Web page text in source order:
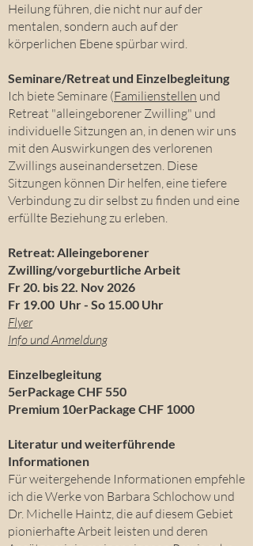
Heilung führen, die nicht nur auf der
mentalen, sondern auch auf der
körperlichen Ebene spürbar wird.
Seminare/Retreat und Einzelbegleitung
Ich biete Seminare (Familienstellen und
Retreat "alleingeborener Zwilling" und
individuelle Sitzungen an, in denen wir uns
mit den Auswirkungen des verlorenen
Zwillings auseinandersetzen. Diese
Sitzungen können Dir helfen, eine tiefere
Verbindung zu dir selbst zu finden und eine
erfüllte Beziehung zu erleben.
Retreat: Alleingeborener
Zwilling/vorgeburtliche Arbeit
Fr 20. bis 22. Nov 2026
Fr 19.00 Uhr - So 15.00 Uhr
Flyer
Info und Anmeldung
Einzelbegleitung
5erPackage CHF 550
Premium 10erPackage CHF 1000
Literatur und weiterführende
Informationen
Für weitergehende Informationen empfehle
ich die Werke von Barbara Schlochow und
Dr. Michelle Haintz, die auf diesem Gebiet
pionierhafte Arbeit leisten und deren